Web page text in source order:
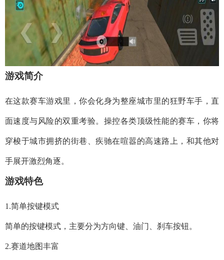
游戏简介
在这款赛车游戏里，你会化身为整座城市里的狂野车手，直
面速度与风险的双重考验。操控各类顶级性能的赛车，你将
穿梭于城市拥挤的街巷、疾驰在喧嚣的高速路上，和其他对
手展开激烈角逐。
游戏特色
1.简单按键模式
简单的按键模式，主要分为方向键、油门、刹车按钮。
2.赛道地图丰富